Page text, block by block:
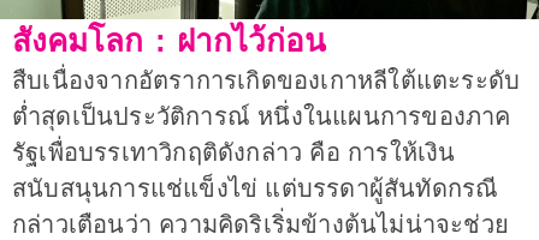
สังคมโลก : ฝากไว้ก่อน
สืบเนื่องจากอัตราการเกิดของเกาหลีใต้แตะระดับ
ต่ำสุดเป็นประวัติการณ์ หนึ่งในแผนการของภาค
รัฐเพื่อบรรเทาวิกฤติดังกล่าว คือ การให้เงิน
สนับสนุนการแช่แข็งไข่ แต่บรรดาผู้สันทัดกรณี
กล่าวเตือนว่า ความคิดริเริ่มข้างต้นไม่น่าจะช่วย